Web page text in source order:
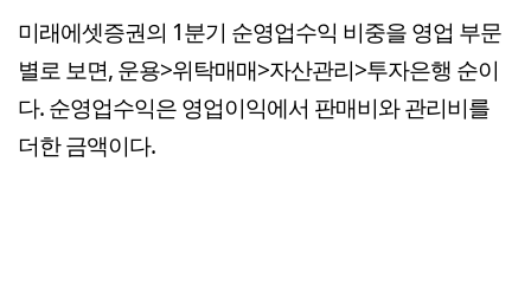
미래에셋증권의 1분기 순영업수익 비중을 영업 부문
별로 보면, 운용>위탁매매>자산관리>투자은행 순이
다. 순영업수익은 영업이익에서 판매비와 관리비를
더한 금액이다.